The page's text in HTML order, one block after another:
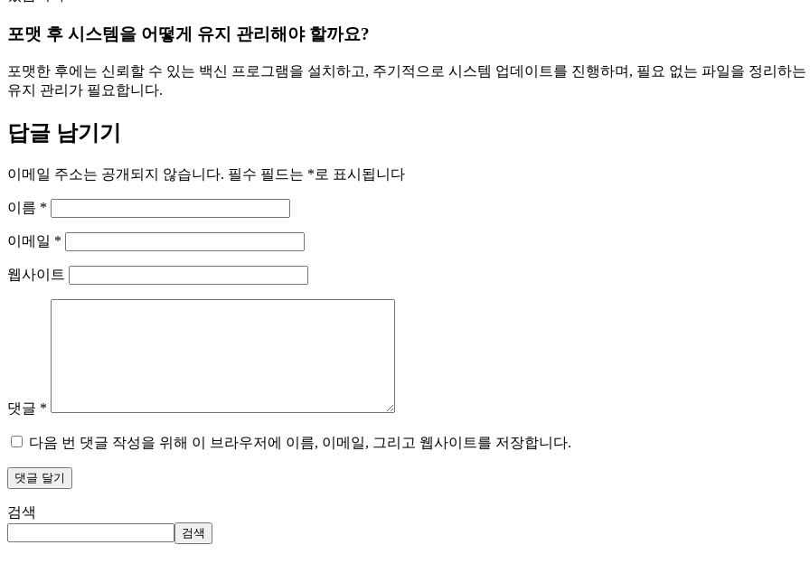
포맷 후 시스템을 어떻게 유지 관리해야 할까요?
포맷한 후에는 신뢰할 수 있는 백신 프로그램을 설치하고, 주기적으로 시스템 업데이트를 진행하며, 필요 없는 파일을 정리하는
유지 관리가 필요합니다.
답글 남기기
이메일 주소는 공개되지 않습니다. 필수 필드는 *로 표시됩니다
이름 *
이메일 *
웹사이트
댓글 *
다음 번 댓글 작성을 위해 이 브라우저에 이름, 이메일, 그리고 웹사이트를 저장합니다.
검색
검색